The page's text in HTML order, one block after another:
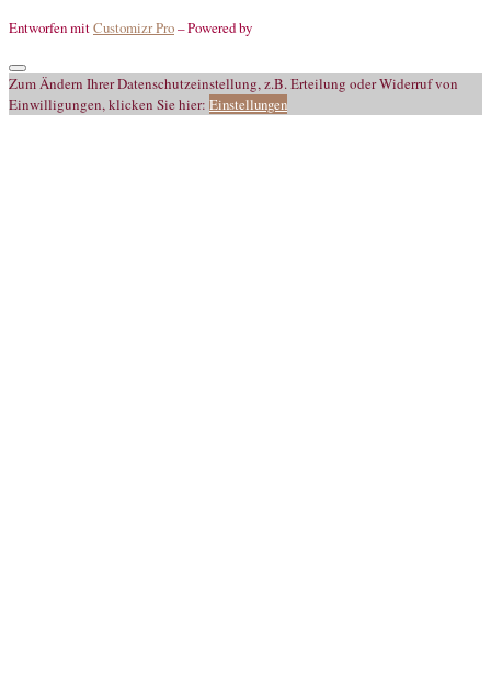
Entworfen mitCustomizr Pro–Powered by
Zum Ändern Ihrer Datenschutzeinstellung, z.B. Erteilung oder Widerruf von
Einwilligungen, klicken Sie hier: Einstellungen